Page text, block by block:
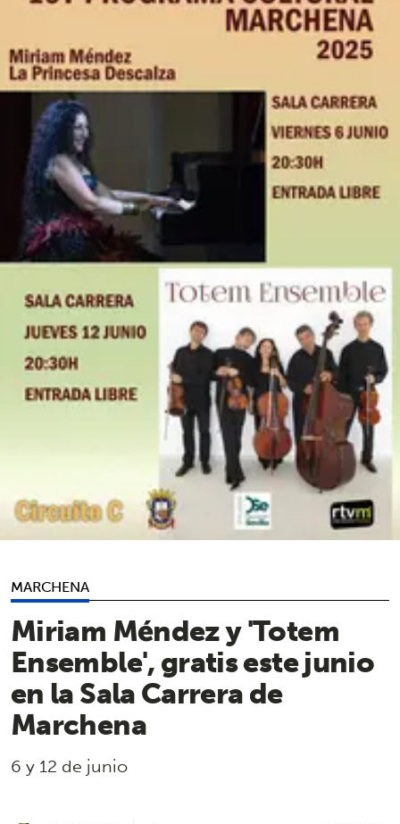
MARCHENA
Miriam Méndez y 'Totem
Ensemble', gratis este junio
en la Sala Carrera de
Marchena
6 y 12 de junio